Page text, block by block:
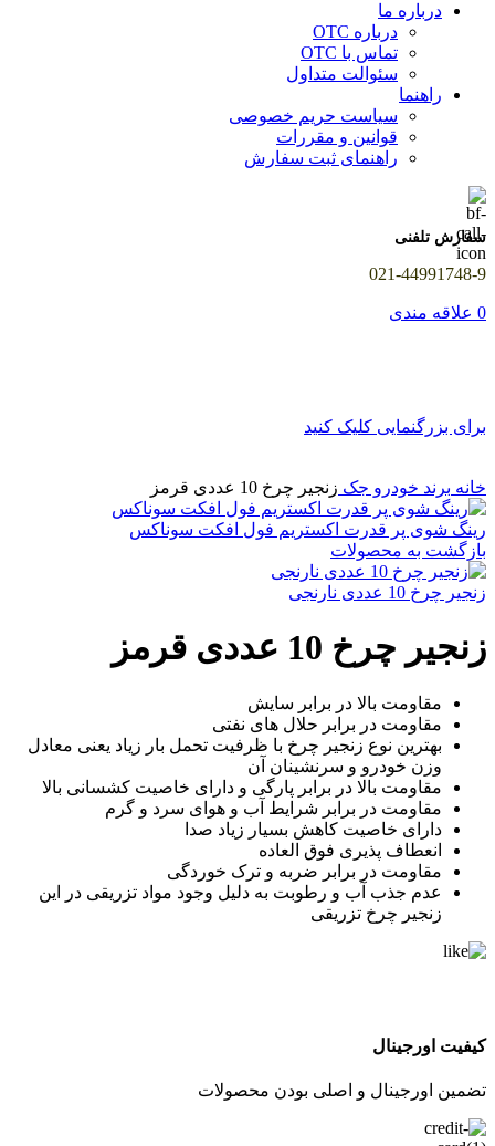
درباره ما
درباره OTC
تماس با OTC
سئوالت متداول
راهنما
سیاست حریم خصوصی
قوانین و مقررات
راهنمای ثبت سفارش
سفارش تلفنی
021-44991748-9
0 علاقه مندی
برای بزرگنمایی کلیک کنید
خانه برند خودرو جک زنجیر چرخ 10 عددی قرمز
رینگ شوی پر قدرت اکستریم فول افکت سوناکس
بازگشت به محصولات
زنجیر چرخ 10 عددی نارنجی
زنجیر چرخ 10 عددی قرمز
مقاومت بالا در برابر سایش
مقاومت در برابر حلال های نفتی
بهترین نوع زنجیر چرخ با ظرفیت تحمل بار زیاد یعنی معادل
وزن خودرو و سرنشینان آن
مقاومت بالا در برابر پارگی و دارای خاصیت کشسانی بالا
مقاومت در برابر شرایط آب و هوای سرد و گرم
دارای خاصیت کاهش بسیار زیاد صدا
انعطاف پذیری فوق العاده
مقاومت در برابر ضربه و ترک خوردگی
عدم جذب آب و رطوبت به دلیل وجود مواد تزریقی در این
زنجیر چرخ تزریقی
کیفیت اورجینال
تضمین اورجینال و اصلی بودن محصولات